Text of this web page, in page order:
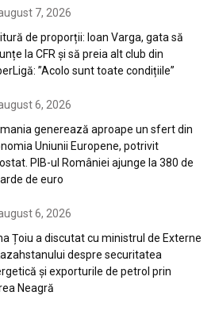
7, 2026
de proporții: Ioan Varga, gata să
la CFR și să preia alt club din
”Acolo sunt toate condițiile”
6, 2026
generează aproape un sfert din
Uniunii Europene, potrivit
PIB-ul României ajunge la 380 de
de euro
6, 2026
Țoiu a discutat cu ministrul de Externe
despre securitatea
și exporturile de petrol prin
Neagră